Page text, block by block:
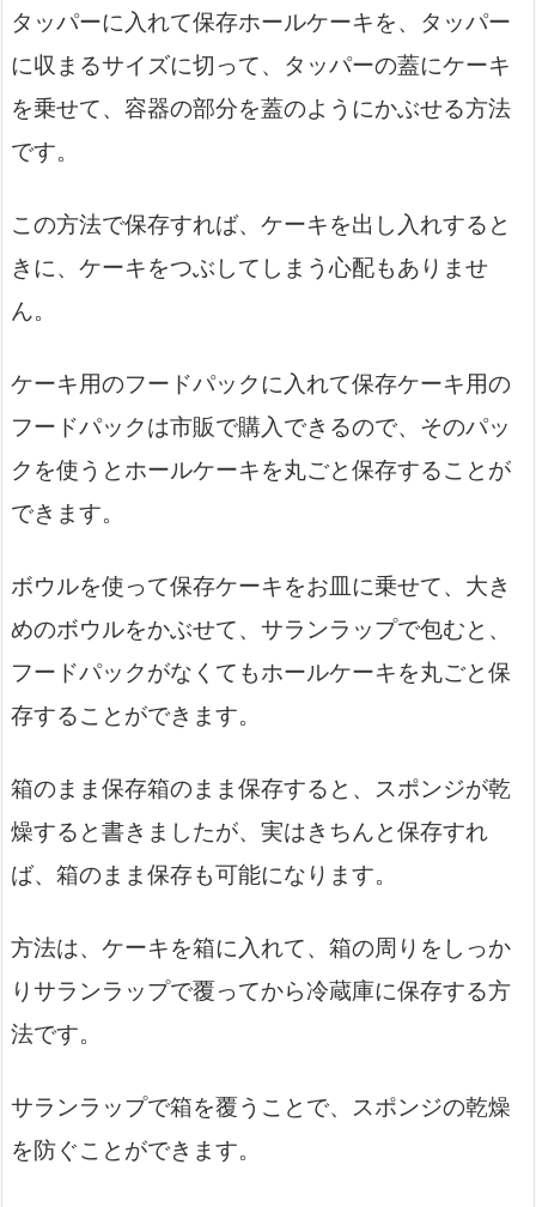
タッパーに入れて保存ホールケーキを、タッパー
に収まるサイズに切って、タッパーの蓋にケーキ
を乗せて、容器の部分を蓋のようにかぶせる方法
です。
この方法で保存すれば、ケーキを出し入れすると
きに、ケーキをつぶしてしまう心配もありませ
ん。
ケーキ用のフードパックに入れて保存ケーキ用の
フードパックは市販で購入できるので、そのパッ
クを使うとホールケーキを丸ごと保存することが
できます。
ボウルを使って保存ケーキをお皿に乗せて、大き
めのボウルをかぶせて、サランラップで包むと、
フードパックがなくてもホールケーキを丸ごと保
存することができます。
箱のまま保存箱のまま保存すると、スポンジが乾
燥すると書きましたが、実はきちんと保存すれ
ば、箱のまま保存も可能になります。
方法は、ケーキを箱に入れて、箱の周りをしっか
りサランラップで覆ってから冷蔵庫に保存する方
法です。
サランラップで箱を覆うことで、スポンジの乾燥
を防ぐことができます。